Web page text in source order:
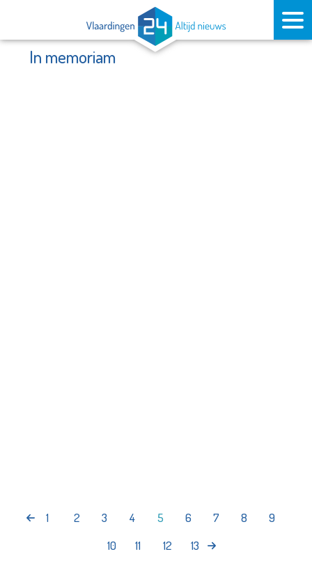
In memoriam
1 2 3 4 5 6 7 8
9
10
11 12 13